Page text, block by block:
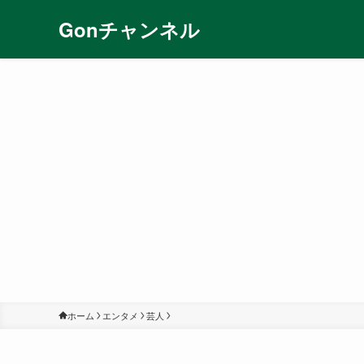
Gonチャンネル
ホーム エンタメ 芸人